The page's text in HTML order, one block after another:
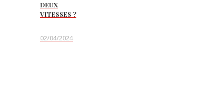
DEUX
VITESSES ?
02/04/2024